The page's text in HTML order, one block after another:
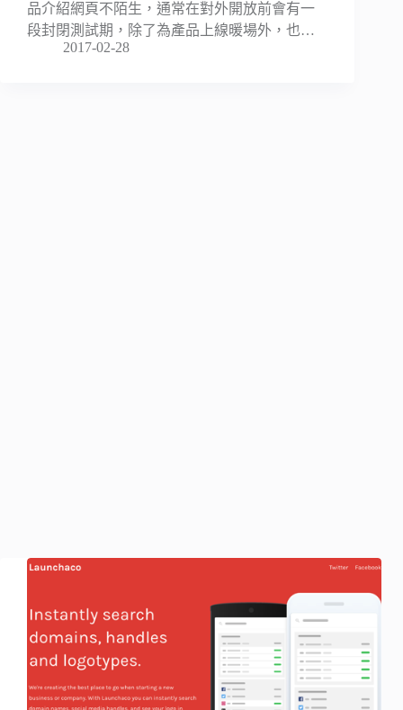
品介紹網頁不陌生，通常在對外開放前會有一
段封閉測試期，除了為產品上線暖場外，也…
2017-02-28